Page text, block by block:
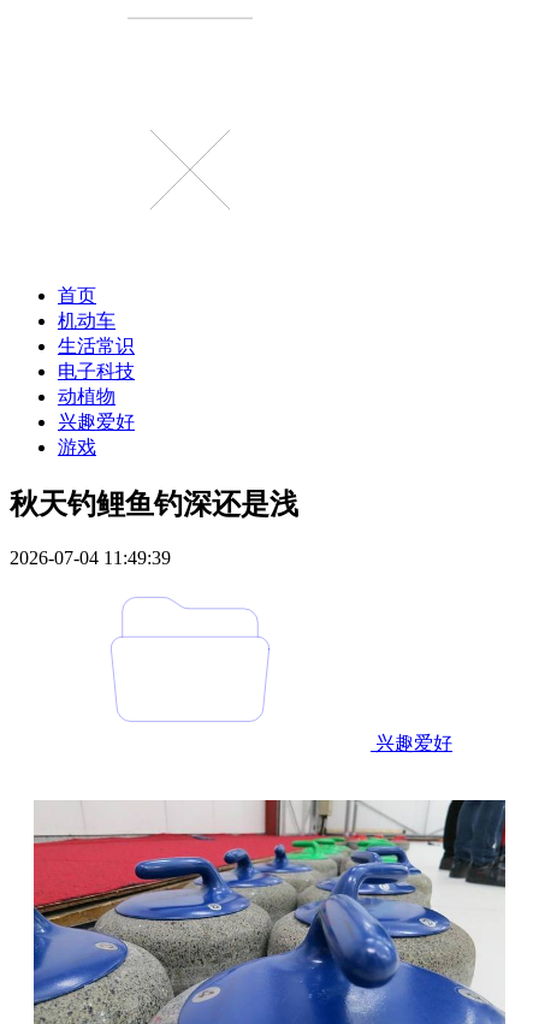
首页
机动车
生活常识
电子科技
动植物
兴趣爱好
游戏
秋天钓鲤鱼钓深还是浅
2026-07-04 11:49:39
兴趣爱好